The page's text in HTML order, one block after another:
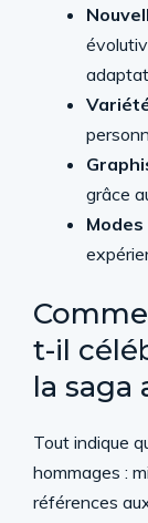
grâce
t-il
la saga
Tout indique
hommages :
références